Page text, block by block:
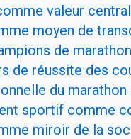
valeur
moyen de
de
de réussite des
du
sportif comme
miroir de la